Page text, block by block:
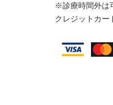
※診療時間外は
クレジットカー